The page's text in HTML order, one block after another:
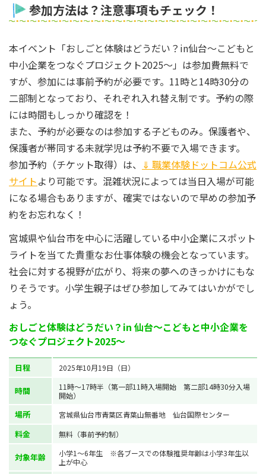
参加方法は？注意事項もチェック！
本イベント「おしごと体験はどうだい？in仙台～こどもと
中小企業をつなぐプロジェクト2025～」は参加費無料で
すが、参加には事前予約が必要です。11時と14時30分の
二部制となっており、それぞれ入れ替え制です。予約の際
には時間もしっかり確認を！
また、予約が必要なのは参加する子どものみ。保護者や、
保護者が帯同する未就学児は予約不要で入場できます。
参加予約（チケット取得）は、 ⇓ 職業体験ドットコム公式
サイトより可能です。混雑状況によっては当日入場が可能
になる場合もありますが、確実ではないので早めの参加予
約をお忘れなく！
宮城県や仙台市を中心に活躍している中小企業にスポット
ライトを当てた貴重なお仕事体験の機会となっています。
社会に対する視野が広がり、将来の夢へのきっかけにもな
りそうです。小学生親子はぜひ参加してみてはいかがでし
ょう。
おしごと体験はどうだい？in 仙台〜こどもと中小企業を
つなぐプロジェクト2025〜
日程 2025年10月19日（日）
時間
11時～17時半（第一部11時入場開始 第二部14時30分入場
開始）
場所 宮城県仙台市青葉区青葉山無番地 仙台国際センター
料金 無料（事前予約制）
対象年齢
小学1〜6年生 ※各ブースでの体験推奨年齢は小学3年生以
上が中心